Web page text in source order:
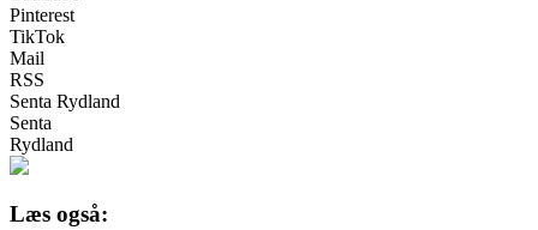
Pinterest
TikTok
Mail
RSS
Senta Rydland
Senta
Rydland
Læs også: